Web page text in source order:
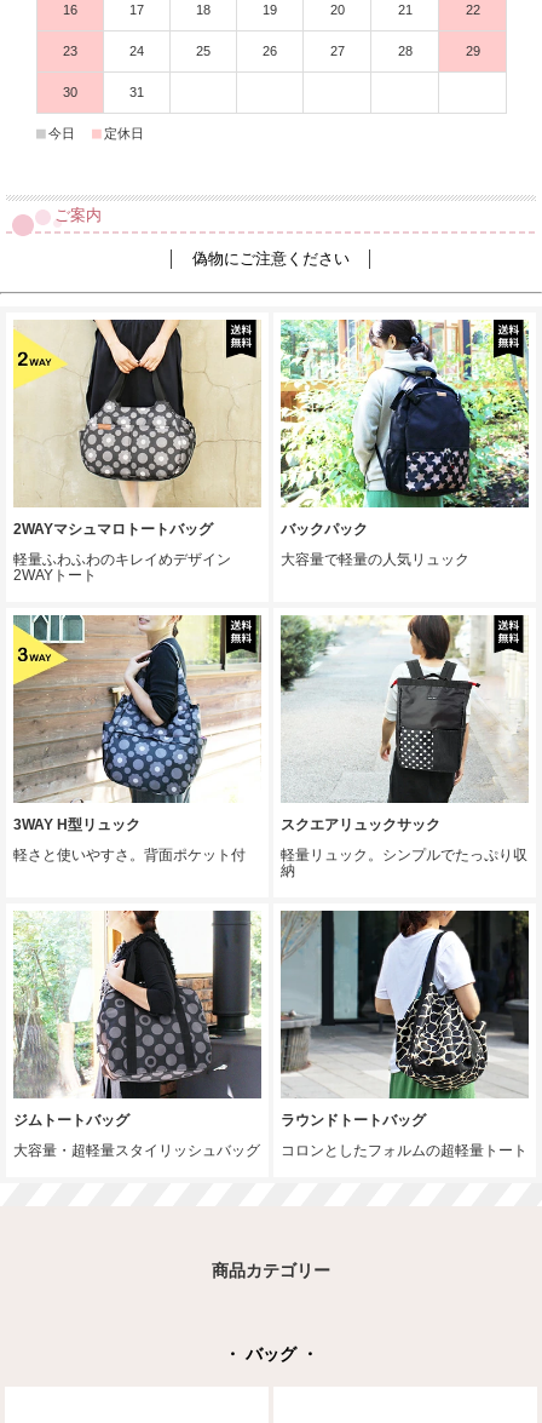
16 17 18 19 20 21 22
23 24 25 26 27 28 29
30 31
■今日 ■ 定休日
ご案内
偽物にご注意ください
2WAYマシュマロトートバッグ
軽量ふわふわのキレイめデザイン
2WAYトート
バックパック
大容量で軽量の人気リュック
3WAY H型リュック
軽さと使いやすさ。背面ポケット付
スクエアリュックサック
軽量リュック。シンプルでたっぷり収
納
ジムトートバッグ
大容量・超軽量スタイリッシュバッグ
ラウンドトートバッグ
コロンとしたフォルムの超軽量トート
商品カテゴリー
・ バッグ ・